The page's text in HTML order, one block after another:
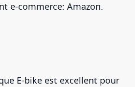
e-commerce: Amazon.
E-bike est excellent pour